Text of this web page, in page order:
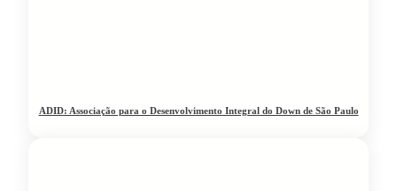
ADID: Associação para o Desenvolvimento Integral do Down de São Paulo